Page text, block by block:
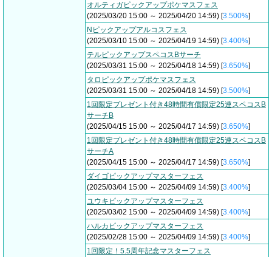
オルティガピックアップポケマスフェス
(2025/03/20 15:00 ～ 2025/04/20 14:59) [3.500%]
Nピックアップアルコスフェス
(2025/03/10 15:00 ～ 2025/04/19 14:59) [3.400%]
テルピックアップスペコスBサーチ
(2025/03/31 15:00 ～ 2025/04/18 14:59) [3.650%]
タロピックアップポケマスフェス
(2025/03/31 15:00 ～ 2025/04/18 14:59) [3.500%]
1回限定プレゼント付き48時間有償限定25連スペコスB
サーチB
(2025/04/15 15:00 ～ 2025/04/17 14:59) [3.650%]
1回限定プレゼント付き48時間有償限定25連スペコスB
サーチA
(2025/04/15 15:00 ～ 2025/04/17 14:59) [3.650%]
ダイゴピックアップマスターフェス
(2025/03/04 15:00 ～ 2025/04/09 14:59) [3.400%]
ユウキピックアップマスターフェス
(2025/03/02 15:00 ～ 2025/04/09 14:59) [3.400%]
ハルカピックアップマスターフェス
(2025/02/28 15:00 ～ 2025/04/09 14:59) [3.400%]
1回限定！5.5周年記念マスターフェス